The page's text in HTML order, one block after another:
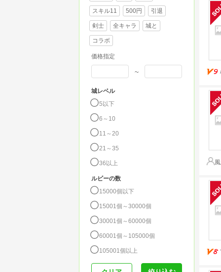
スキル11 500円 引退
剣士 全キャラ 城と
コラボ
価格指定
~
城レベル
5以下
6～10
11～20
21～35
36以上
ルビーの数
15000個以下
15001個～30000個
30001個～60000個
60001個～105000個
105001個以上